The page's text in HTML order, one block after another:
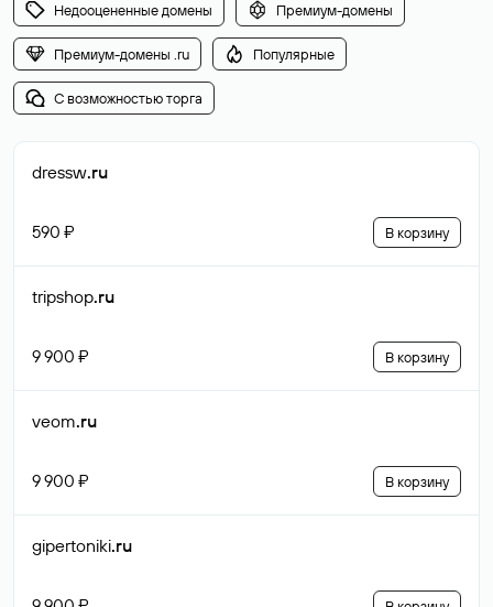
Недооцененные домены Премиум-домены
Премиум-домены .ru Популярные
С возможностью торга
dressw.ru
590 ₽ В корзину
tripshop.ru
9 900 ₽ В корзину
veom.ru
9 900 ₽ В корзину
gipertoniki.ru